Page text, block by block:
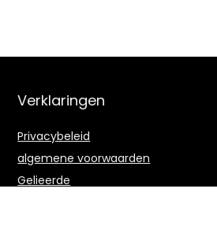
Verklaringen
Privacybeleid
algemene voorwaarden
Gelieerde